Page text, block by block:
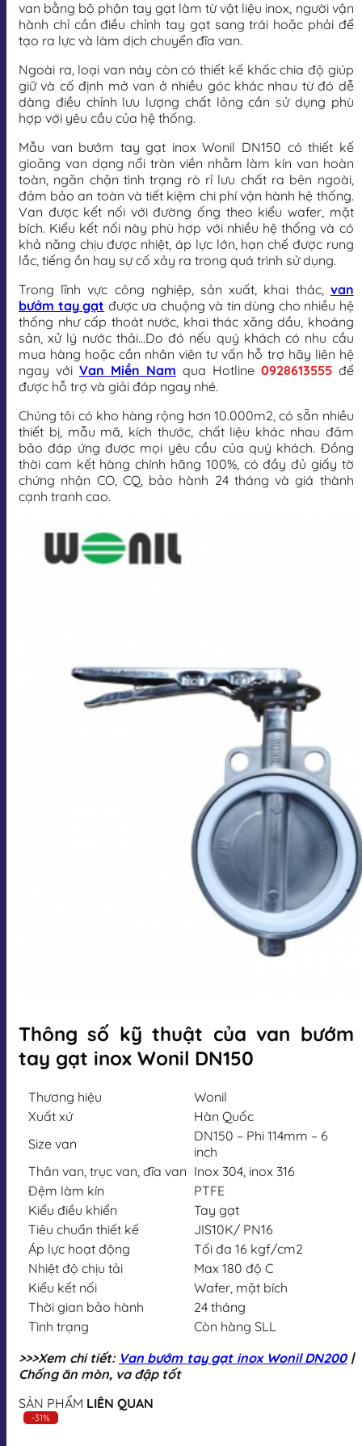
van bằng bộ phận tay gạt làm từ vật liệu inox, người vận
hành chỉ cần điều chỉnh tay gạt sang trái hoặc phải để
tạo ra lực và làm dịch chuyển đĩa van.
Ngoài ra, loại van này còn có thiết kế khấc chia độ giúp
giữ và cố định mở van ở nhiều góc khác nhau từ đó dễ
dàng điều chỉnh lưu lượng chất lỏng cần sử dụng phù
hợp với yêu cầu của hệ thống.
Mẫu van bướm tay gạt inox Wonil DN150 có thiết kế
gioăng van dạng nổi tràn viền nhằm làm kín van hoàn
toàn, ngăn chặn tình trạng rò rỉ lưu chất ra bên ngoài,
đảm bảo an toàn và tiết kiệm chi phí vận hành hệ thống.
Van được kết nối với đường ống theo kiểu wafer, mặt
bích. Kiểu kết nối này phù hợp với nhiều hệ thống và có
khả năng chịu được nhiệt, áp lực lớn, hạn chế được rung
lắc, tiếng ồn hay sự cố xảy ra trong quá trình sử dụng.
Trong lĩnh vực công nghiệp, sản xuất, khai thác, van
bướm tay gạt được ưa chuộng và tin dùng cho nhiều hệ
thống như cấp thoát nước, khai thác xăng dầu, khoáng
sản, xử lý nước thải…Do đó nếu quý khách có nhu cầu
mua hàng hoặc cần nhân viên tư vấn hỗ trợ hãy liên hệ
ngay với Van Miền Nam qua Hotline 0928613555 để
được hỗ trợ và giải đáp ngay nhé.
Chúng tôi có kho hàng rộng hơn 10.000m2, có sẵn nhiều
thiết bị, mẫu mã, kích thước, chất liệu khác nhau đảm
bảo đáp ứng được mọi yêu cầu của quý khách. Đồng
thời cam kết hàng chính hãng 100%, có đầy đủ giấy tờ
chứng nhận CO, CQ, bảo hành 24 tháng và giá thành
cạnh tranh cao.
Thông số kỹ thuật của van bướm
tay gạt inox Wonil DN150
Thương hiệu
Wonil
Xuất xứ
Hàn Quốc
Size van
DN150 – Phi 114mm – 6
inch
Thân van, trục van, đĩa van Inox 304, inox 316
Đệm làm kín
PTFE
Kiểu điều khiển
Tay gạt
Tiêu chuẩn thiết kế
JIS10K/ PN16
Áp lực hoạt động
Tối đa 16 kgf/cm2
Nhiệt độ chịu tải
Max 180 độ C
Kiểu kết nối
Wafer, mặt bích
Thời gian bảo hành
24 tháng
Tình trạng
Còn hàng SLL
>>>Xem chi tiết: Van bướm tay gạt inox Wonil DN200|
Chống ăn mòn, va đập tốt
SẢN PHẨM LIÊN QUAN
-31%